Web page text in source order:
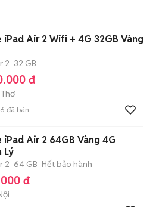
Air 2 Wifi + 4G 32GB Vàng
2 32 GB
đ
6 đã bán
Air 2 64GB Vàng 4G
Lý
2 64 GB Hết bảo hành
đ